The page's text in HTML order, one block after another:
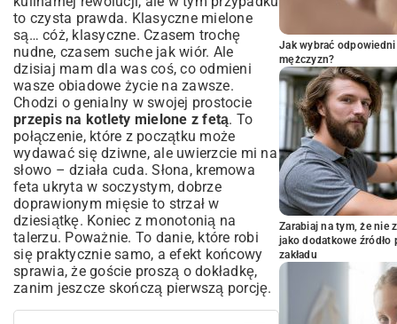
to czysta prawda. Klasyczne mielone
są… cóż, klasyczne. Czasem trochę
nudne, czasem suche jak wiór. Ale
dzisiaj mam dla was coś, co odmieni
wasze obiadowe życie na zawsze.
Chodzi o genialny w swojej prostocie
przepis na kotlety mielone z fetą. To
połączenie, które z początku może
wydawać się dziwne, ale uwierzcie mi na
słowo – działa cuda. Słona, kremowa
feta ukryta w soczystym, dobrze
doprawionym mięsie to strzał w
dziesiątkę. Koniec z monotonią na
talerzu. Poważnie. To danie, które robi
się praktycznie samo, a efekt końcowy
sprawia, że goście proszą o dokładkę,
zanim jeszcze skończą pierwszą porcję.
Jak wybrać
mężczyzn?
Zarabiaj na tym, że nie
jako dodatkowe
zakładu